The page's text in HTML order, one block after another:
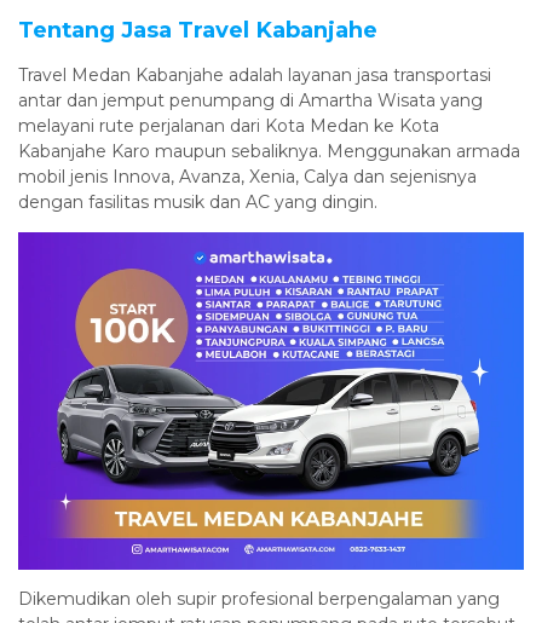
Tentang Jasa Travel Kabanjahe
Travel Medan Kabanjahe adalah layanan jasa transportasi
antar dan jemput penumpang di Amartha Wisata yang
melayani rute perjalanan dari Kota Medan ke Kota
Kabanjahe Karo maupun sebaliknya. Menggunakan armada
mobil jenis Innova, Avanza, Xenia, Calya dan sejenisnya
dengan fasilitas musik dan AC yang dingin.
Dikemudikan oleh supir profesional berpengalaman yang